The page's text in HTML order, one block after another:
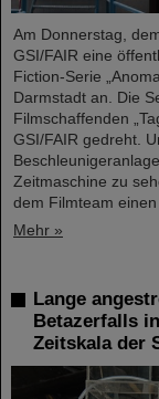
Am Donnerstag,
GSI/FAIR eine
Fiction-Serie
Darmstadt an. Die
Filmschaffenden
GSI/FAIR gedreht.
Zeitmaschine zu
dem Filmteam einen
Mehr »
Lange
Betazerfalls
Zeitskala der